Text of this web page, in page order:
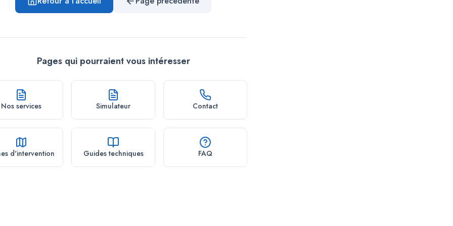
Pages qui pourraient vous intéresser
Nos services Simulateur Contact
d'intervention Guides techniques FAQ